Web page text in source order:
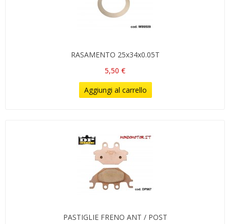
RASAMENTO 25x34x0.05T
5,50 €
Aggiungi al carrello
PASTIGLIE FRENO ANT / POST